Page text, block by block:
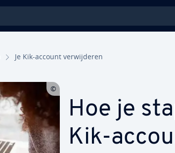
Je Kik-account ver­wij­de­ren
Hoe je
Kik-